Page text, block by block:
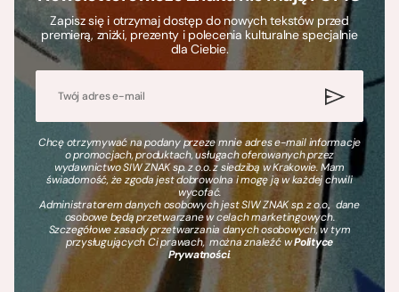
Zapisz się i otrzymaj dostęp do nowych tekstów przed
premierą, zniżki, prezenty i polecenia kulturalne specjalnie
dla Ciebie.
Chcę otrzymywać na podany przeze mnie adres e-mail informacje
o promocjach, produktach, usługach oferowanych przez
wydawnictwo SIW ZNAK sp. z o.o. z siedzibą w Krakowie. Mam
świadomość, że zgoda jest dobrowolna i mogę ją w każdej chwili
wycofać.
Administratorem danych osobowych jest SIW ZNAK sp. z o.o., dane
osobowe będą przetwarzane w celach marketingowych.
Szczegółowe zasady przetwarzania danych osobowych, w tym
przysługujących Ci prawach, można znaleźć wPolityce
Prywatności.